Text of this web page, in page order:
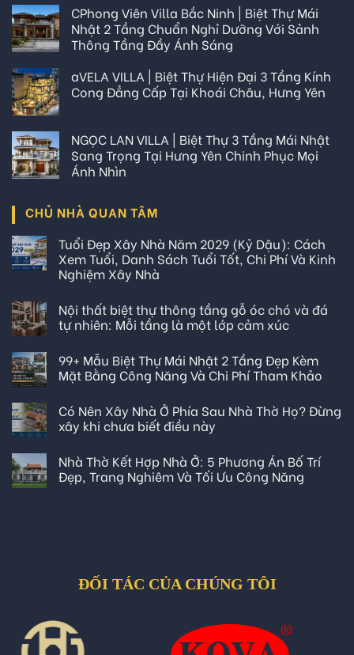
CPhong Viên Villa Bắc Ninh | Biệt Thự Mái
Nhật 2 Tầng Chuẩn Nghỉ Dưỡng Với Sảnh
Thông Tầng Đầy Ánh Sáng
aVELA VILLA | Biệt Thự Hiện Đại 3 Tầng Kính
Cong Đẳng Cấp Tại Khoái Châu, Hưng Yên
NGỌC LAN VILLA | Biệt Thự 3 Tầng Mái Nhật
Sang Trọng Tại Hưng Yên Chinh Phục Mọi
Ánh Nhìn
CHỦ NHÀ QUAN TÂM
Tuổi Đẹp Xây Nhà Năm 2029 (Kỷ Dậu): Cách
Xem Tuổi, Danh Sách Tuổi Tốt, Chi Phí Và Kinh
Nghiệm Xây Nhà
Nội thất biệt thự thông tầng gỗ óc chó và đá
tự nhiên: Mỗi tầng là một lớp cảm xúc
99+ Mẫu Biệt Thự Mái Nhật 2 Tầng Đẹp Kèm
Mặt Bằng Công Năng Và Chi Phí Tham Khảo
Có Nên Xây Nhà Ở Phía Sau Nhà Thờ Họ? Đừng
xây khi chưa biết điều này
Nhà Thờ Kết Hợp Nhà Ở: 5 Phương Án Bố Trí
Đẹp, Trang Nghiêm Và Tối Ưu Công Năng
ĐỐI TÁC CỦA CHÚNG TÔI